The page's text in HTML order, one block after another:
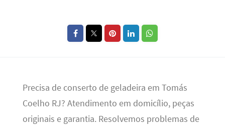
Precisa de conserto de geladeira em Tomás
Coelho RJ? Atendimento em domicílio, peças
originais e garantia. Resolvemos problemas de